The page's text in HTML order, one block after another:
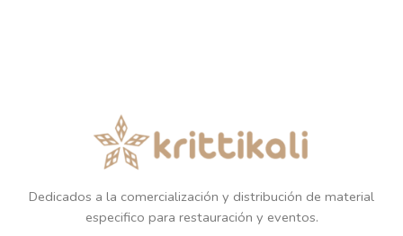
Dedicados a la comercialización y distribución de material
especifico para restauración y eventos.